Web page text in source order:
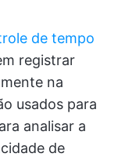
de tempo
registrar
na
usados para
analisar a
de